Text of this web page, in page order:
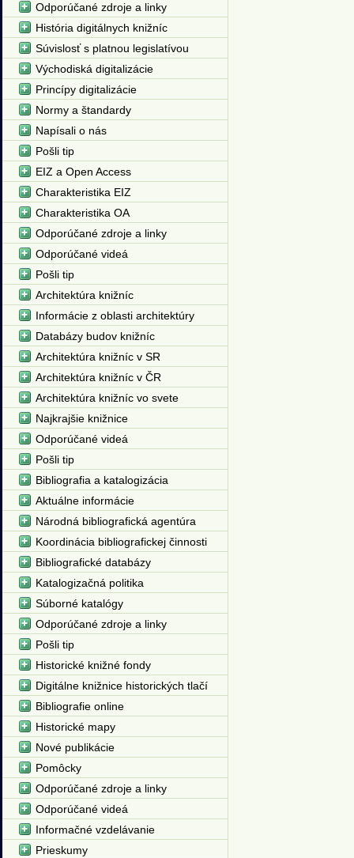
Odporúčané zdroje a linky
História digitálnych knižníc
Súvislosť s platnou legislatívou
Východiská digitalizácie
Princípy digitalizácie
Normy a štandardy
Napísali o nás
Pošli tip
EIZ a Open Access
Charakteristika EIZ
Charakteristika OA
Odporúčané zdroje a linky
Odporúčané videá
Pošli tip
Architektúra knižníc
Informácie z oblasti architektúry
Databázy budov knižníc
Architektúra knižníc v SR
Architektúra knižníc v ČR
Architektúra knižníc vo svete
Najkrajšie knižnice
Odporúčané videá
Pošli tip
Bibliografia a katalogizácia
Aktuálne informácie
Národná bibliografická agentúra
Koordinácia bibliografickej činnosti
Bibliografické databázy
Katalogizačná politika
Súborné katalógy
Odporúčané zdroje a linky
Pošli tip
Historické knižné fondy
Digitálne knižnice historických tlačí
Bibliografie online
Historické mapy
Nové publikácie
Pomôcky
Odporúčané zdroje a linky
Odporúčané videá
Informačné vzdelávanie
Prieskumy